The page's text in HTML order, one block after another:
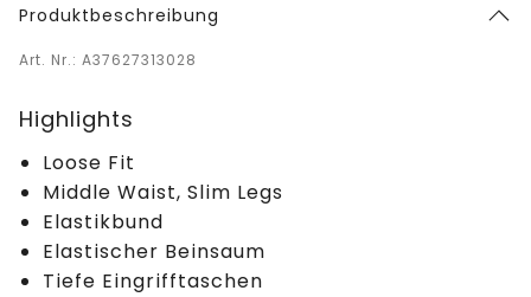
Produktbeschreibung
Art. Nr.: A37627313028
Highlights
Loose Fit
Middle Waist, Slim Legs
Elastikbund
Elastischer Beinsaum
Tiefe Eingrifftaschen